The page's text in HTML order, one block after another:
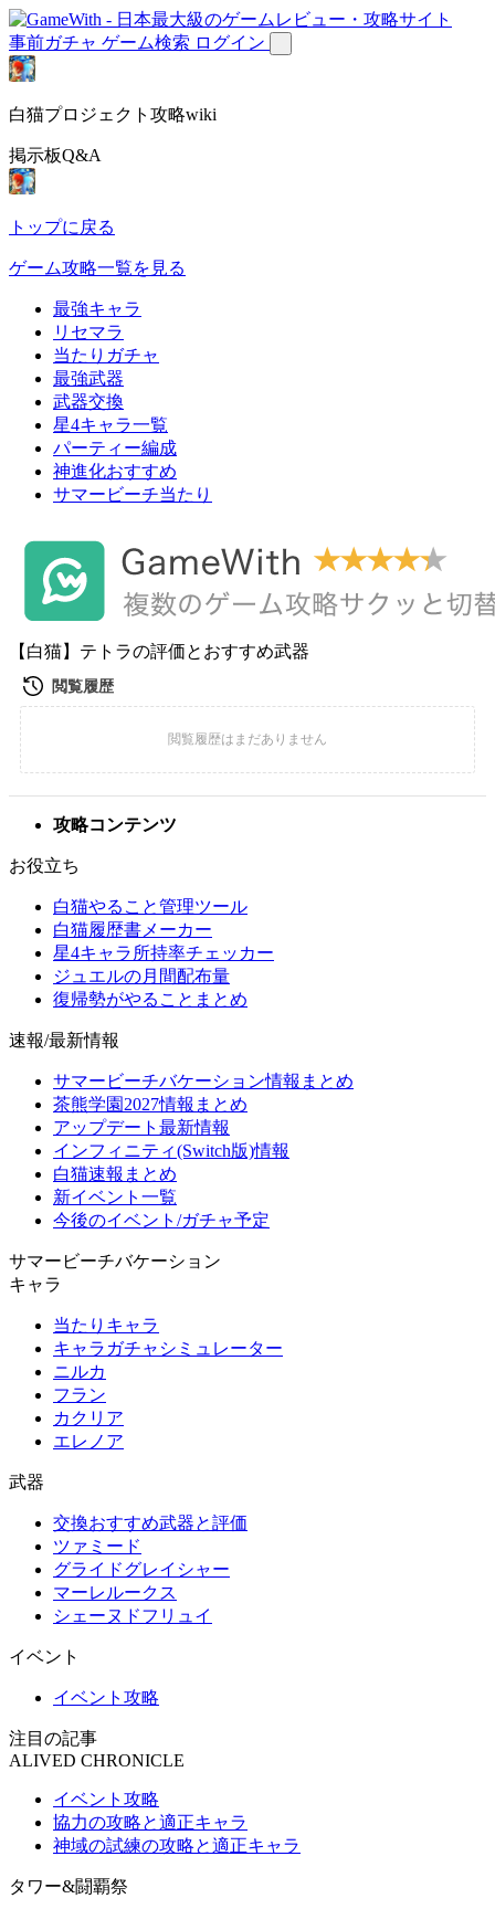
事前ガチャ ゲーム検索 ログイン
白猫プロジェクト攻略wiki
掲示板Q&A
トップに戻る
ゲーム攻略一覧を見る
最強キャラ
リセマラ
当たりガチャ
最強武器
武器交換
星4キャラ一覧
パーティー編成
神進化おすすめ
サマービーチ当たり
【白猫】テトラの評価とおすすめ武器
攻略コンテンツ
お役立ち
白猫やること管理ツール
白猫履歴書メーカー
星4キャラ所持率チェッカー
ジュエルの月間配布量
復帰勢がやることまとめ
速報/最新情報
サマービーチバケーション情報まとめ
茶熊学園2027情報まとめ
アップデート最新情報
インフィニティ(Switch版)情報
白猫速報まとめ
新イベント一覧
今後のイベント/ガチャ予定
サマービーチバケーション
キャラ
当たりキャラ
キャラガチャシミュレーター
ニルカ
フラン
カクリア
エレノア
武器
交換おすすめ武器と評価
ツァミード
グライドグレイシャー
マーレルークス
シェーヌドフリュイ
イベント
イベント攻略
注目の記事
ALIVED CHRONICLE
イベント攻略
協力の攻略と適正キャラ
神域の試練の攻略と適正キャラ
タワー&闘覇祭